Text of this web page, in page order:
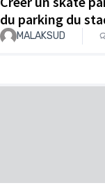
du parking du
MALAKSUD